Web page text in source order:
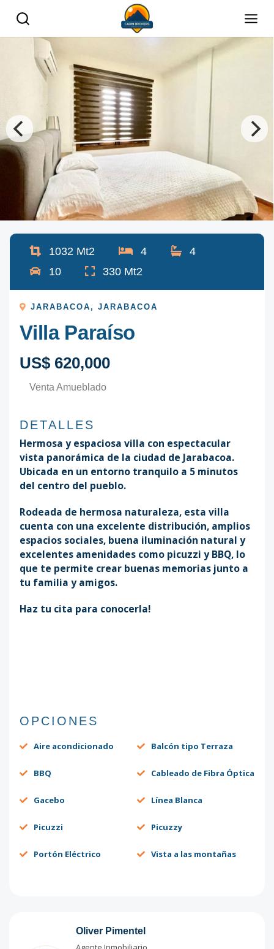
1032 Mt2 4
4
10
330 Mt2
JARABACOA ,JARABACOA
Villa Paraíso
US$ 620,000
Venta Amueblado
DETALLES
Hermosa y espaciosa villa con espectacular
vista panorámica de la ciudad de Jarabacoa.
Ubicada en un entorno tranquilo a 5 minutos
del centro del pueblo.
Rodeada de hermosa naturaleza, esta villa
cuenta con una excelente distribución, amplios
espacios sociales, buena iluminación natural y
excelentes amenidades como picuzzi y BBQ, lo
que te permite crear buenas memorias junto a
tu familia y amigos.
Haz tu cita para conocerla!
OPCIONES
Aire acondicionado Balcón tipo Terraza
BBQ Cableado de Fibra Óptica
Gacebo Línea Blanca
Picuzzi Picuzzy
Portón Eléctrico Vista a las montañas
Oliver Pimentel